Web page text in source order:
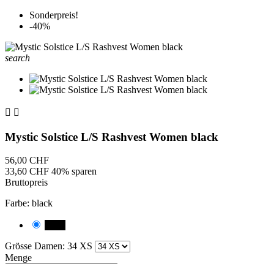
Sonderpreis!
-40%
search
 
Mystic Solstice L/S Rashvest Women black
56,00 CHF
33,60 CHF 40% sparen
Bruttopreis
Farbe: black
Grösse Damen: 34 XS
Menge